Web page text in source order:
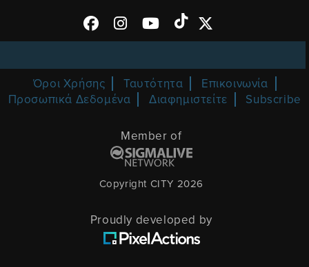
Όροι Χρήσης Ταυτότητα
Επικοινωνία
Προσωπικά Δεδομένα
Διαφημιστείτε Subscribe
Member of
Copyright CITY 2026
Proudly developed by